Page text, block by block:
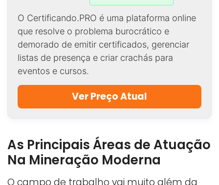
O Certificando.PRO é uma plataforma online
que resolve o problema burocrático e
demorado de emitir certificados, gerenciar
listas de presença e criar crachás para
eventos e cursos.
Ver Preço Atual
As Principais Áreas de Atuação
Na Mineração Moderna
O campo de trabalho vai muito além da